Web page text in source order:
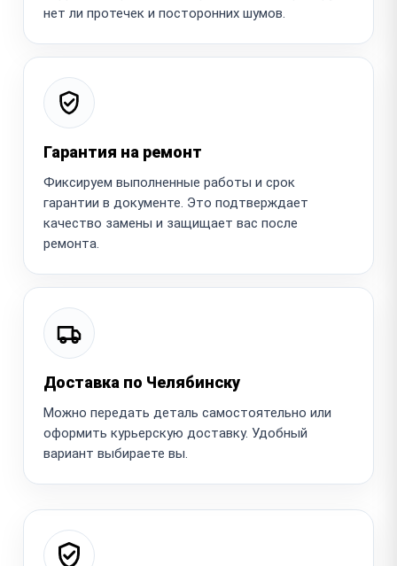
нет ли протечек и посторонних шумов.
Гарантия на ремонт
Фиксируем выполненные работы и срок
гарантии в документе. Это подтверждает
качество замены и защищает вас после
ремонта.
Доставка по Челябинску
Можно передать деталь самостоятельно или
оформить курьерскую доставку. Удобный
вариант выбираете вы.